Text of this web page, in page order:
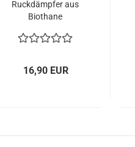
Ruckdämpfer aus
Biothane
16,90 EUR